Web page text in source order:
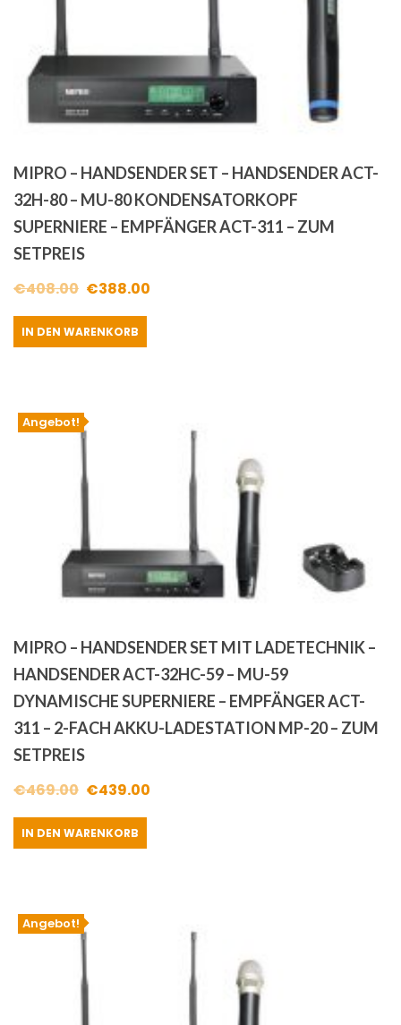
MIPRO – HANDSENDER SET – HANDSENDER ACT-
32H-80 – MU-80 KONDENSATORKOPF
SUPERNIERE – EMPFÄNGER ACT-311 – ZUM
SETPREIS
€408.00 Ursprünglicher
Preis
war:
€388.00
IN DEN WARENKORB
Angebot!
MIPRO – HANDSENDER SET MIT LADETECHNIK –
HANDSENDER ACT-32HC-59 – MU-59
DYNAMISCHE SUPERNIERE – EMPFÄNGER ACT-
311 – 2-FACH AKKU-LADESTATION MP-20 – ZUM
SETPREIS
€469.00 Ursprünglicher
Preis
war:
€439.00
IN DEN WARENKORB
Angebot!